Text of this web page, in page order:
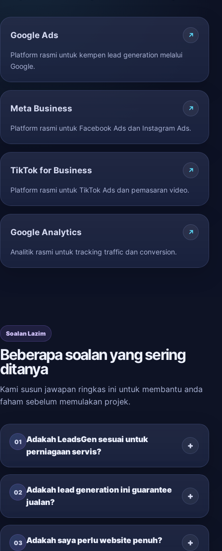
Google Ads
Platform rasmi untuk kempen lead generation melalui
Google.
Meta Business
Platform rasmi untuk Facebook Ads dan Instagram Ads.
TikTok for Business
Platform rasmi untuk TikTok Ads dan pemasaran video.
Google Analytics
Analitik rasmi untuk tracking traffic dan conversion.
Soalan Lazim
Beberapa soalan yang sering
ditanya
Kami susun jawapan ringkas ini untuk membantu anda
faham sebelum memulakan projek.
01
Adakah LeadsGen sesuai untuk
perniagaan servis?
02 Adakah lead generation ini guarantee
jualan?
03 Adakah saya perlu website penuh?